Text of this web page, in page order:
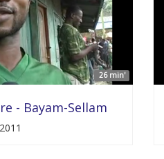
26 min'
- Bayam-Sellam